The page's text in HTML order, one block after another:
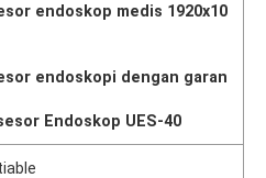
endoskop medis 1920x10
endoskopi dengan garan
Endoskop UES-40